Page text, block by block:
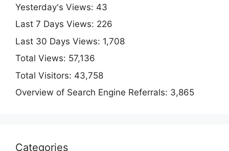
Yesterday's Views: 43
Last 7 Days Views: 226
Last 30 Days Views: 1,708
Total Views: 57,136
Total Visitors: 43,758
Overview of Search Engine Referrals: 3,865
Categories